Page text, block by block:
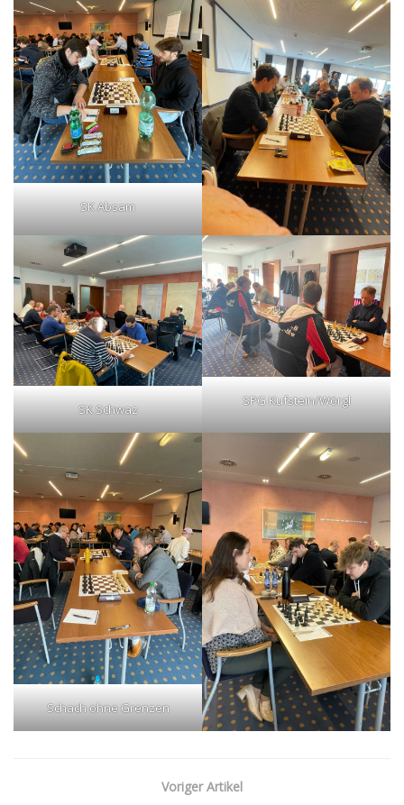
SK Absam
SK Schwaz
SPG Kufstein/Wörgl
Schach ohne Grenzen
Voriger Artikel